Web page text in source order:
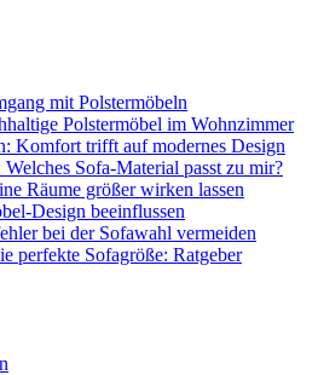
mit Polstermöbeln
Polstermöbel im Wohnzimmer
Komfort trifft auf modernes Design
Sofa-Material passt zu mir?
Räume größer wirken lassen
Design beeinflussen
bei der Sofawahl vermeiden
perfekte Sofagröße: Ratgeber